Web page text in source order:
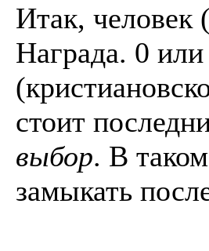
Итак,
Награда. 0
стоит
выбор. В
замыкать